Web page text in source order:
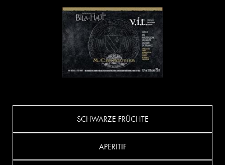
SCHWARZE FRÜCHTE
APERITIF